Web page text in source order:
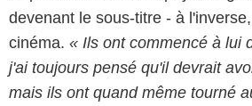
devenant le sous-titre - à
cinéma. « Ils ont commencé à lui
j'ai toujours pensé qu'il devrait
mais ils ont quand même tourné